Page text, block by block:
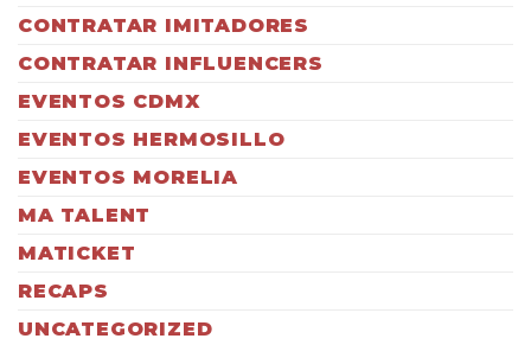
CONTRATAR IMITADORES
CONTRATAR INFLUENCERS
EVENTOS CDMX
EVENTOS HERMOSILLO
EVENTOS MORELIA
MA TALENT
MATICKET
RECAPS
UNCATEGORIZED